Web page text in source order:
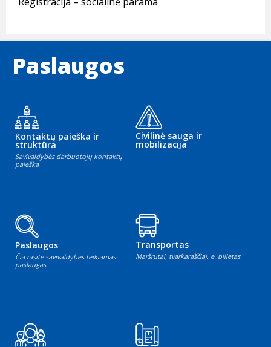
Paslaugos
Kontaktų paieška ir
struktūra
Savivaldybės darbuotojų kontaktų
paieška
Civilinė sauga ir
mobilizacija
Paslaugos
Čia rasite savivaldybės teikiamas
paslaugas
Transportas
Maršrutai, tvarkaraščiai, e. bilietas